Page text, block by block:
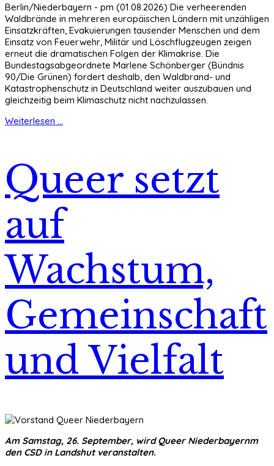
Berlin/Niederbayern - pm (01.08.2026) Die verheerenden
Waldbrände in mehreren europäischen Ländern mit unzähligen
Einsatzkräften, Evakuierungen tausender Menschen und dem
Einsatz von Feuerwehr, Militär und Löschflugzeugen zeigen
erneut die dramatischen Folgen der Klimakrise. Die
Bundestagsabgeordnete Marlene Schönberger (Bündnis
90/Die Grünen) fordert deshalb, den Waldbrand- und
Katastrophenschutz in Deutschland weiter auszubauen und
gleichzeitig beim Klimaschutz nicht nachzulassen.
Weiterlesen ...
Queer setzt
auf
Wachstum,
Gemeinschaft
und Vielfalt
Am Samstag, 26. September, wird Queer Niederbayernm
den CSD in Landshut veranstalten.